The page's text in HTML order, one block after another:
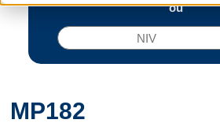
ou
MP182